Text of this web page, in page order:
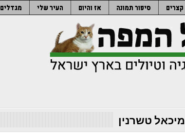
קצרים סיפור תמונה אז והיום העיר שלי מגדלים
מיכאל טשרנין